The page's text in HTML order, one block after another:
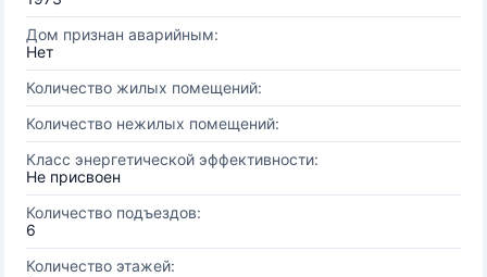
Дом признан аварийным:
Нет
Количество жилых помещений:
Количество нежилых помещений:
Класс энергетической эффективности:
Не присвоен
Количество подъездов:
6
Количество этажей: